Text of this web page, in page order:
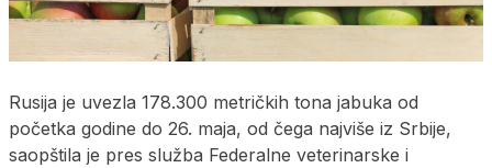
Rusija je uvezla 178.300 metričkih tona jabuka od
početka godine do 26. maja, od čega najviše iz Srbije,
saopštila je pres služba Federalne veterinarske i